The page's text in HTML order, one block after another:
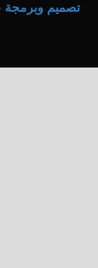
تصميم وبرمجة